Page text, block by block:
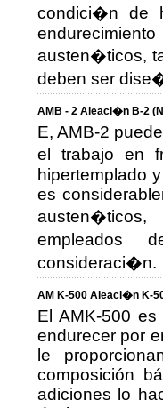
condici�n de
austen�ticos,
deben ser
AMB - 2 Aleaci�n B-2
E, AMB-2
el trabajo en
hipertemplado
es
empleados
consideraci�n.
AM K-500 Aleaci�n K-
El AMK-500
endurecer por
le
composición
adiciones lo